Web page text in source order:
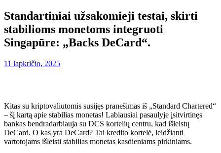
Standartiniai užsakomieji testai, skirti
stabilioms monetoms integruoti
Singapūre: „Backs DeCard“.
11 lapkričio, 2025
Kitas su kriptovaliutomis susijęs pranešimas iš „Standard Chartered“
– šį kartą apie stabilias monetas! Labiausiai pasaulyje įsitvirtinęs
bankas bendradarbiauja su DCS kortelių centru, kad išleistų
DeCard. O kas yra DeCard? Tai kredito kortelė, leidžianti
vartotojams išleisti stabilias monetas kasdieniams pirkiniams.